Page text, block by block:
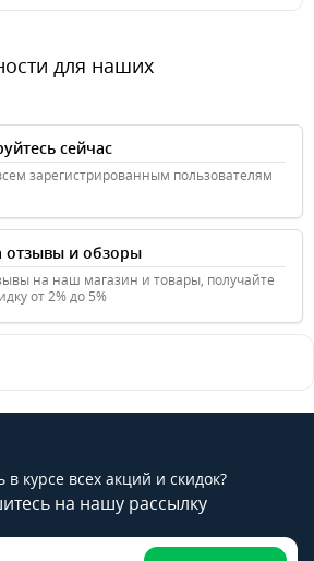
для наших
сейчас
зарегистрированным пользователям
отзывы и обзоры
на наш магазин и товары, получайте
от 2% до 5%
в курсе всех акций и скидок?
на нашу рассылку